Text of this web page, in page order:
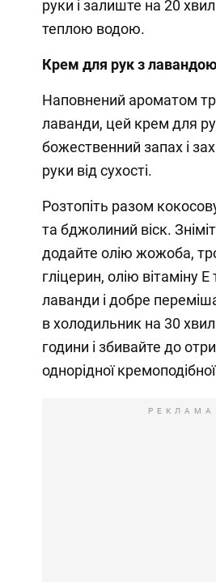
руки і залиште на 20
теплою водою.
Крем для рук з
Наповнений ароматом
лаванди, цей крем для
божественний запах і
руки від сухості.
Розтопіть разом
та бджолиний віск.
додайте олію жожоба,
гліцерин, олію вітаміну
лаванди і добре
в холодильник на 30
години і збивайте до
однорідної
РЕКЛАМА